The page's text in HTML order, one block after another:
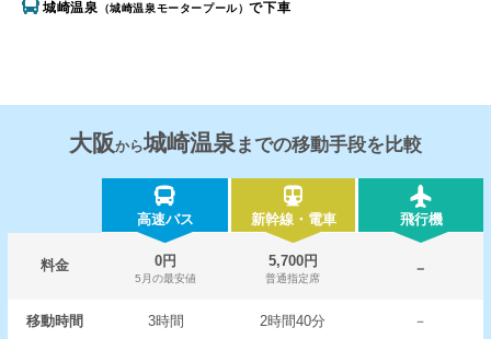
城崎温泉 （城崎温泉モータープール）で下車
大阪から城崎温泉 までの移動手段を比較
高速バス 新幹線・電車 飛行機
料金 0円
5月の最安値
5,700円
普通指定席
－
移動時間 3時間 2時間40分 －